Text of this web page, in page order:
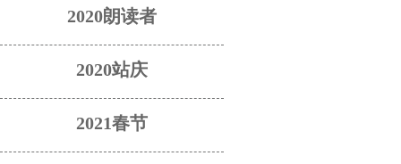
2020朗读者
2020站庆
2021春节